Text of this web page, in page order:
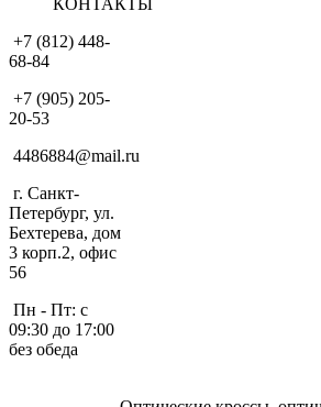
КОНТАКТЫ
+7 (812) 448-
68-84
+7 (905) 205-
20-53
4486884@mail.ru
г. Санкт-
Петербург, ул.
Бехтерева, дом
3 корп.2, офис
56
Пн - Пт: с
09:30 до 17:00
без обеда